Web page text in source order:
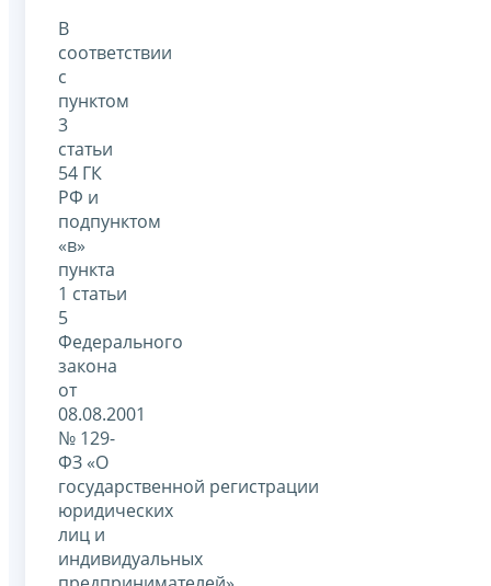
В
соответствии
с
пунктом
3
статьи
54 ГК
РФ и
подпунктом
«в»
пункта
1 статьи
5
Федерального
закона
от
08.08.2001
№ 129-
ФЗ «О
государственной регистрации
юридических
лиц и
индивидуальных